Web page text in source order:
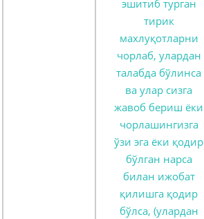
эшитиб турган
тирик
махлуқотларни
чорлаб, улардан
талабда бўлинса
ва улар сизга
жавоб бериш ёки
чорлашингизга
ўзи эга ёки қодир
бўлган нарса
билан ижобат
қилишга қодир
бўлса, (улардан